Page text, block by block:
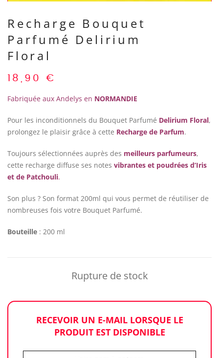
Recharge Bouquet
Parfumé Delirium
Floral
18,90 €
Fabriquée aux Andelys en NORMANDIE
Pour les inconditionnels du Bouquet Parfumé Delirium Floral,
prolongez le plaisir grâce à cette Recharge de Parfum.
Toujours sélectionnées auprès des meilleurs parfumeurs,
cette recharge diffuse ses notes vibrantes et poudrées d’Iris
et de Patchouli.
Son plus ? Son format 200ml qui vous permet de réutiliser de
nombreuses fois votre Bouquet Parfumé.
Bouteille : 200 ml
Rupture de stock
RECEVOIR UN E-MAIL LORSQUE LE
PRODUIT EST DISPONIBLE